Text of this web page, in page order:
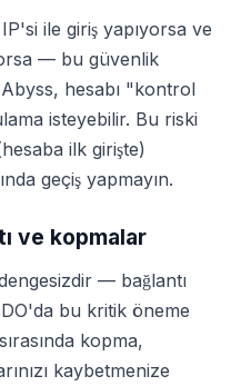
ile giriş yapıyorsa ve
— bu güvenlik
hesabı "kontrol
isteyebilir. Bu riski
ilk girişte)
geçiş yapmayın.
ve kopmalar
— bağlantı
bu kritik öneme
kopma,
kaybetmenize